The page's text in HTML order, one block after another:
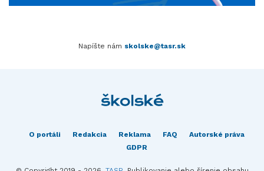
Napíšte nám skolske@tasr.sk
O portáli Redakcia Reklama FAQ
Autorské práva
GDPR